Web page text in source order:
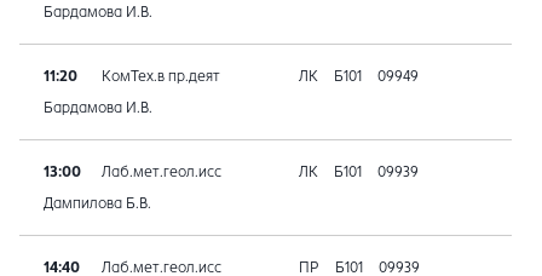
Бардамова И.В.
11:20 КомТех.в пр.деят ЛК Б101 09949
Бардамова И.В.
13:00 Лаб.мет.геол.исс ЛК Б101 09939
Дампилова Б.В.
14:40 Лаб.мет.геол.исс ПР Б101 09939